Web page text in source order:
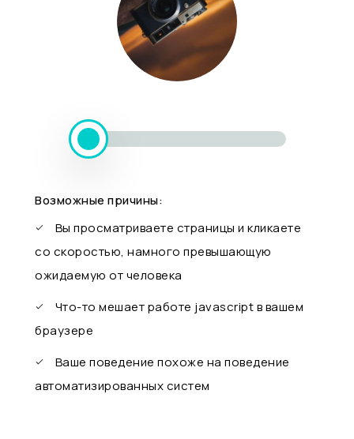
Возможные причины:
Вы просматриваете страницы и кликаете
со скоростью, намного превышающую
ожидаемую от человека
Что-то мешает работе javascript в вашем
браузере
Ваше поведение похоже на поведение
автоматизированных систем